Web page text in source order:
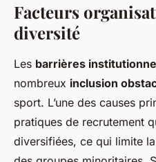
Facteurs
diversité
Les barrières
nombreux inclusion
sport. L’une des causes
pratiques de recrutement
diversifiées, ce qui limite